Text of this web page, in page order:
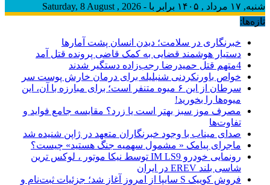
شنبه, ۱۷ مرداد , ۱۴۰۵ برابر با - Saturday, 8 August , 2026
تازه‌ها:
خبرنگاری در سلامت؛ دیدن انسان پشت آمارها
دستیار هوشمند قضایی به کمک قاضی پرونده قتل آمد
4متهم قتل حمیدرضا رجب‌زاده دستگیر شدند
خواص باورنکردنی شنبلیله برای درمان خارش پوست سر
سرطان از این ۶ میوه متنفر است؛ برای مبارزه با آن، این
میوه‌ها را بخورید!
مصرف موز سبز بهتر است یا زرد؟ مقایسه جامع فواید و
تفاوت‌ها
صدای میناب با وجود خبرنگاران متعهد در ژاپن شنیده شد
ماجرای پیامک « مشمول سهمیه جنگ هستید» چیست؟
رونمایی خودرو IM LS9 توسط نیکا موتور ، لوکس ترین
شاسی بلند EREV در ایران
فروش کوییک S سایپا از امروز آغاز شد؛ جزئیات ثبت‌نام و